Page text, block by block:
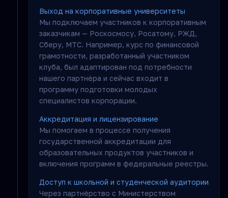
Выход на корпоративные университеты
Мы подключаем участников к корпоративным
заказчикам — Роскосмосу, Росатому, РЖД,
Сберу, МТС. Например, курс по финансовой
грамотности, разработанный участником
клуба, был адаптирован под потребности
нашего партнёра и сейчас входит в
программу подготовки молодых
специалистов корпорации.
Аккредитация и лицензирование
Мы помогаем в процессе получения
государственной аккредитации для
образовательных продуктов участников и
включения программ в федеральные реестры.
Доступ к школьной и студенческой аудитории
Через партнёрство с Министерством